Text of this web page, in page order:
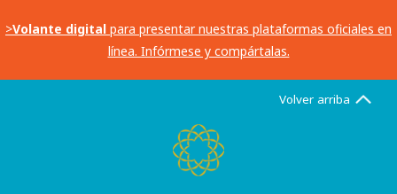
>Volante digital para presentar nuestras plataformas oficiales en
línea. Infórmese y compártalas.
Volver arriba